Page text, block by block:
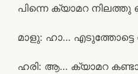
പിന്നെ ക്യാമറ നിലത്തു
മാളു: ഹാ… എടുത്തോട്ടെ
ഹരി: ആ… ക്യാമറ